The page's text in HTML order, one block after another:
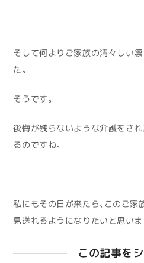
そして何よりご家族の清々しい
た。
そうです。
後悔が残らないような介護をさ
るのですね。
私にもその日が来たら、このご家
見送れるようになりたいと思いま
この記事を